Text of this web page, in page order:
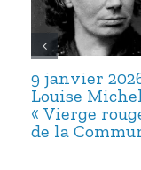
9 janvier
Louise
« Vierge
de la